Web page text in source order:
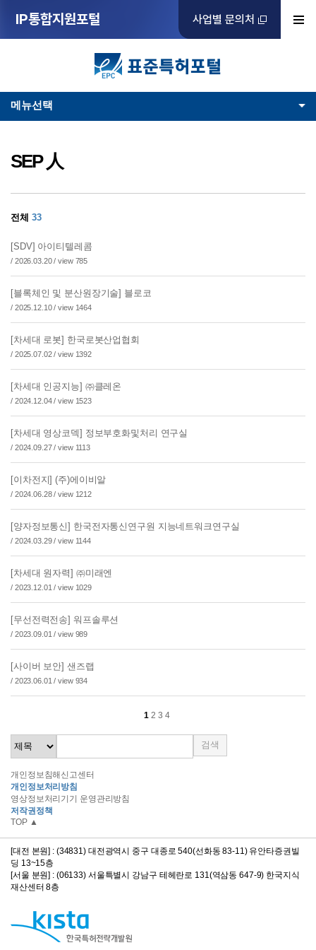
IP통합지원포털 사업별 문의처
메뉴선택
SEP 人
전체 33
[SDV] 아이티텔레콤
/ 2026.03.20 / view 785
[블록체인 및 분산원장기술] 블로코
/ 2025.12.10 / view 1464
[차세대 로봇] 한국로봇산업협회
/ 2025.07.02 / view 1392
[차세대 인공지능] ㈜클레온
/ 2024.12.04 / view 1523
[차세대 영상코덱] 정보부호화및처리 연구실
/ 2024.09.27 / view 1113
[이차전지] (주)에이비알
/ 2024.06.28 / view 1212
[양자정보통신] 한국전자통신연구원 지능네트워크연구실
/ 2024.03.29 / view 1144
[차세대 원자력] ㈜미래엔
/ 2023.12.01 / view 1029
[무선전력전송] 워프솔루션
/ 2023.09.01 / view 989
[사이버 보안] 샌즈랩
/ 2023.06.01 / view 934
1 2 3 4
검색
개인정보침해신고센터
개인정보처리방침
영상정보처리기기 운영관리방침
저작권정책
TOP ▲
[대전 본원] : (34831) 대전광역시 중구 대종로 540(선화동 83-11) 유안타증권빌
딩 13~15층
[서울 분원] : (06133) 서울특별시 강남구 테헤란로 131(역삼동 647-9) 한국지식
재산센터 8층